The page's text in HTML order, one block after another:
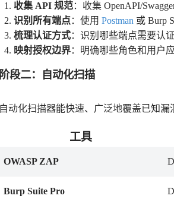
收集 API 规范：收集 OpenAPI/
识别所有端点：使用 Postman 或 Burp
梳理认证方式：识别哪些端点需要认
映射授权边界：明确哪些角色和用户
阶段二：自动化扫描
自动化扫描器能快速、广泛地覆盖已知漏
工具
OWASP ZAP
Burp Suite Pro